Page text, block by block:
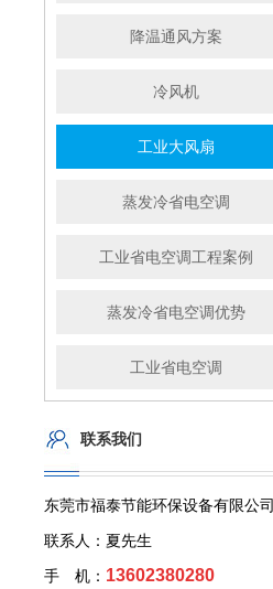
降温通风方案
冷风机
工业大风扇
蒸发冷省电空调
工业省电空调工程案例
蒸发冷省电空调优势
工业省电空调
联系我们
东莞市福泰节能环保设备有限公司
联系人：夏先生
手 机： 13602380280